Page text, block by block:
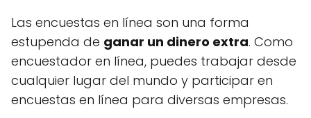
Las encuestas en línea son una forma
estupenda de ganar un dinero extra. Como
encuestador en línea, puedes trabajar desde
cualquier lugar del mundo y participar en
encuestas en línea para diversas empresas.